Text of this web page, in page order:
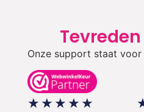
Onze support staat voor
★ ★ ★ ★ ★